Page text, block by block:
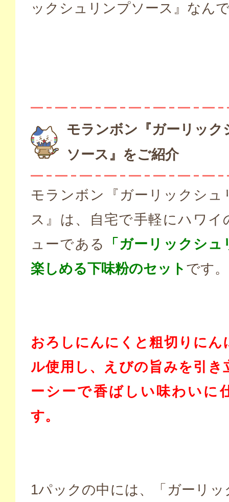
ックシュリンプソース』なん
モランボン『ガーリック
ソース』をご紹介
モランボン『ガーリックシュ
ス』は、自宅で手軽にハワイ
ューである
「ガーリックシ
楽しめる下味粉のセット です。
おろしにんにくと粗切りにん
ル使用し、えびの旨みを引き
ーシーで香ばしい味わいに
す。
1パックの中には、「ガーリ